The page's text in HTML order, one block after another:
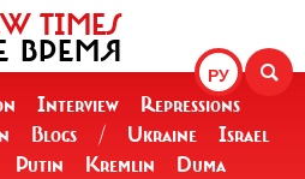
РУ
TIMES
ВРЕМЯ
Interview
Repressions
Blogs / Ukraine
Israel
Putin Kremlin Duma